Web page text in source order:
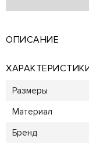
ОПИСАНИЕ
Размеры
Материал
Бренд